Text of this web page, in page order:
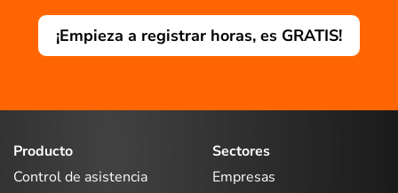
¡Empieza a registrar horas, es GRATIS!
Producto
Control de asistencia
Sectores
Empresas